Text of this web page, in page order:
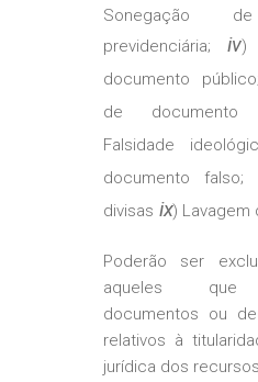
Sonegação
previdenciária;iv)
documento
de documento
Falsidade
documento falso;
divisas ix) Lavagem
Poderão ser
aqueles que
documentos ou
relativos à
jurídica dos